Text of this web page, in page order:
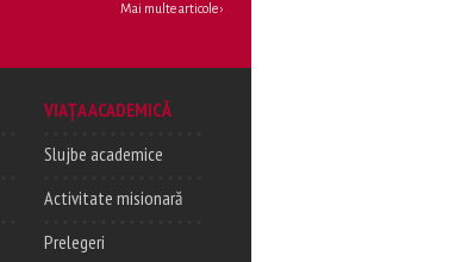
Mai multe articole ›
VIAȚA ACADEMICĂ
Slujbe academice
Activitate misionară
Prelegeri